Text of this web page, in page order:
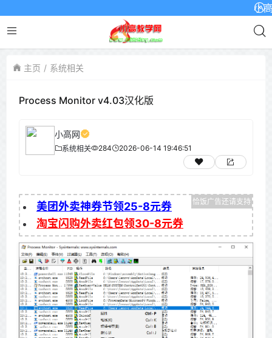
小高
主页 系统相关
Process Monitor v4.03汉化版
小高网
系统相关 284 2026-06-14 19:46:51
美团外卖神券节领25-8元券
淘宝闪购外卖红包领30-8元券